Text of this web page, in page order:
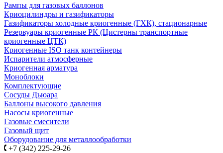
Рампы для газовых баллонов
Криоцилиндры и газификаторы
Газификаторы холодные криогенные (ГХК), стационарные
Резервуары криогенные РК (Цистерны транспортные
криогенные ЦТК)
Криогенные ISO танк контейнеры
Испарители атмосферные
Криогенная арматура
Моноблоки
Комплектующие
Сосуды Дьюара
Баллоны высокого давления
Насосы криогенные
Газовые смесители
Газовый щит
Оборудование для металлообработки
+7 (342) 225-29-26